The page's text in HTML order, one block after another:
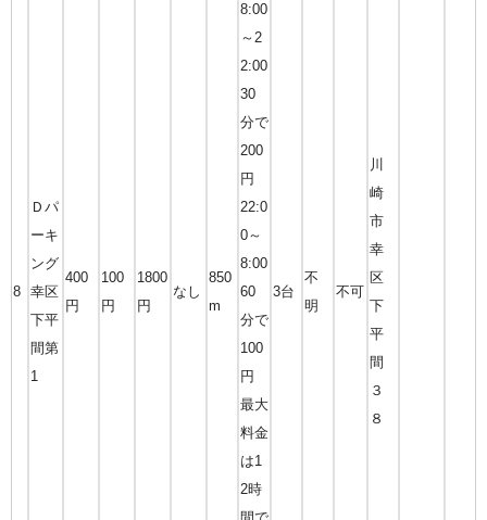
8
Ｄパ
ーキ
ング
幸区
下平
間第
1
400
円
100
円
1800
円
なし
850
m
8:00
～2
2:00
30
分で
200
円
22:0
0～
8:00
60
分で
100
円
最大
料金
は1
2時
3台
不
明
不可
川
崎
市
幸
区
下
平
間
３
８